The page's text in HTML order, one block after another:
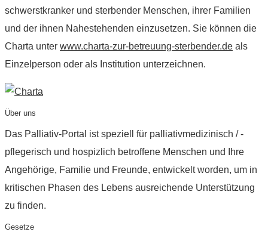
schwerstkranker und sterbender Menschen, ihrer Familien
und der ihnen Nahestehenden einzusetzen. Sie können die
Charta unter www.charta-zur-betreuung-sterbender.de als
Einzelperson oder als Institution unterzeichnen.
Über uns
Das Palliativ-Portal ist speziell für palliativmedizinisch / -
pflegerisch und hospizlich betroffene Menschen und Ihre
Angehörige, Familie und Freunde, entwickelt worden, um in
kritischen Phasen des Lebens ausreichende Unterstützung
zu finden.
Gesetze